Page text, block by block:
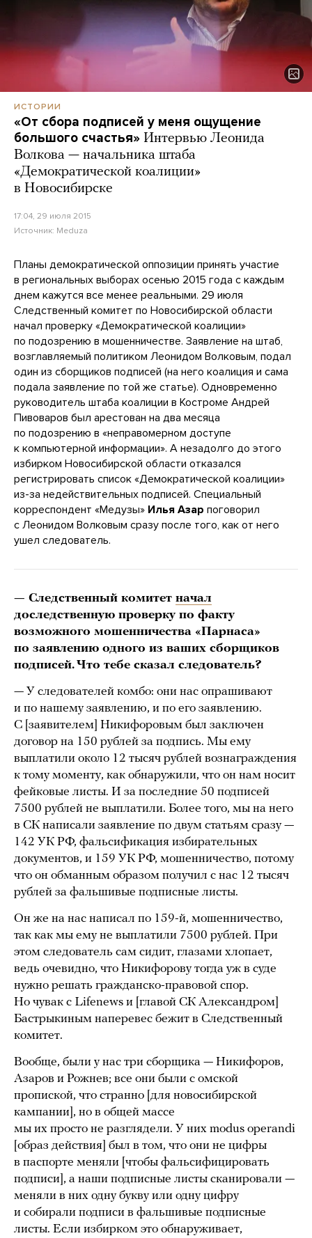
ИСТОРИИ
«От сбора подписей у меня ощущение
большого счастья» Интервью Леонида
Волкова — начальника штаба
«Демократической коалиции»
в Новосибирске
17:04, 29 июля 2015
Источник: Meduza
Планы демократической оппозиции принять участие
в региональных выборах осенью 2015 года с каждым
днем кажутся все менее реальными. 29 июля
Следственный комитет по Новосибирской области
начал проверку «Демократической коалиции»
по подозрению в мошенничестве. Заявление на штаб,
возглавляемый политиком Леонидом Волковым, подал
один из сборщиков подписей (на него коалиция и сама
подала заявление по той же статье). Одновременно
руководитель штаба коалиции в Костроме Андрей
Пивоваров был арестован на два месяца
по подозрению в «неправомерном доступе
к компьютерной информации». А незадолго до этого
избирком Новосибирской области отказался
регистрировать список «Демократической коалиции»
из-за недействительных подписей. Специальный
корреспондент «Медузы» Илья Азар поговорил
с Леонидом Волковым сразу после того, как от него
ушел следователь.
— Следственный комитет начал
доследственную проверку по факту
возможного мошенничества «Парнаса»
по заявлению одного из ваших сборщиков
подписей. Что тебе сказал следователь?
— У следователей комбо: они нас опрашивают
и по нашему заявлению, и по его заявлению.
С [заявителем] Никифоровым был заключен
договор на 150 рублей за подпись. Мы ему
выплатили около 12 тысяч рублей вознаграждения
к тому моменту, как обнаружили, что он нам носит
фейковые листы. И за последние 50 подписей
7500 рублей не выплатили. Более того, мы на него
в СК написали заявление по двум статьям сразу —
142 УК РФ, фальсификация избирательных
документов, и 159 УК РФ, мошенничество, потому
что он обманным образом получил с нас 12 тысяч
рублей за фальшивые подписные листы.
Он же на нас написал по 159-й, мошенничество,
так как мы ему не выплатили 7500 рублей. При
этом следователь сам сидит, глазами хлопает,
ведь очевидно, что Никифорову тогда уж в суде
нужно решать гражданско-правовой спор.
Но чувак с Lifenews и [главой СК Александром]
Бастрыкиным наперевес бежит в Следственный
комитет.
Вообще, были у нас три сборщика — Никифоров,
Азаров и Рожнев; все они были с омской
пропиской, что странно [для новосибирской
кампании], но в общей массе
мы их просто не разглядели. У них modus operandi
[образ действия] был в том, что они не цифры
в паспорте меняли [чтобы фальсифицировать
подписи], а наши подписные листы сканировали —
меняли в них одну букву или одну цифру
и собирали подписи в фальшивые подписные
листы. Если избирком это обнаруживает,